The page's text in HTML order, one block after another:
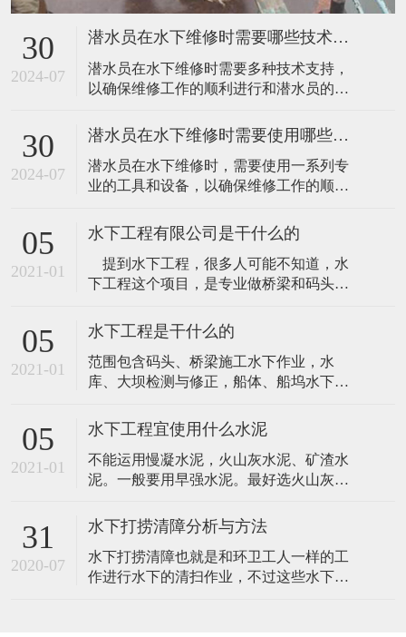
30
2024-07
潜水员在水下维修时需要哪些技术支持呢
潜水员在水下维修时需要多种技术支持，
以确保维修工作的顺利进行和潜水员的安
水技术 潜水技术是水下维修的基础。潜水
员需要掌握潜水的基本原理、潜水装备的
使用、潜水安全规程以及潜水医学知识
等。此外，随着水下维修任务的复杂性和
的潜水技能
30
2024-07
潜水员在水下维修时需要使用哪些工具呢
潜水员在水下维修时，需要使用一系列专
业的工具和设备，以确保维修工作的顺利
要包括以下几个方面： 一、潜水装备 潜水
服：用于保护潜水员免受水温过低或过高
的影响，同时提供一定的浮力支持。 潜水
镜（或潜水面罩）：帮助潜水员清晰地观
吸器
05
2021-01
水下工程有限公司是干什么的
提到水下工程，很多人可能不知道，水
下工程这个项目，是专业做桥梁和码头
大家具体的了解一下。 就拿桥梁来说，
水下切开，水下钢筋焊接，切开护筒等，
都需要用到水下作业，这些水下作
05
2021-01
水下工程是干什么的
范围包含码头、桥梁施工水下作业，水
库、大坝检测与修正，船体、船坞水下检
障，水下管道铺设，水下录像等。为港
口、桥梁、船厂、电厂、水库等各类业主
和施工单位供给服务。 因为氮气的麻醉效
应，我国规则空气或氮氧混合气体潜水不
05
2021-01
水下工程宜使用什么水泥
不能运用慢凝水泥，火山灰水泥、矿渣水
泥。一般要用早强水泥。最好选火山灰质
性，反抗水的浸透。而矿渣水泥是保湿
性，粉煤灰水泥仅仅具有抗裂性。快干水
泥凝固时刻多少国家规范规定，六大常用
水泥初凝时刻bai不得短于45分钟，硅酸盐
31
2020-07
水下打捞清障分析与方法
水下打捞清障也就是和环卫工人一样的工
作进行水下的清扫作业，不过这些水下打